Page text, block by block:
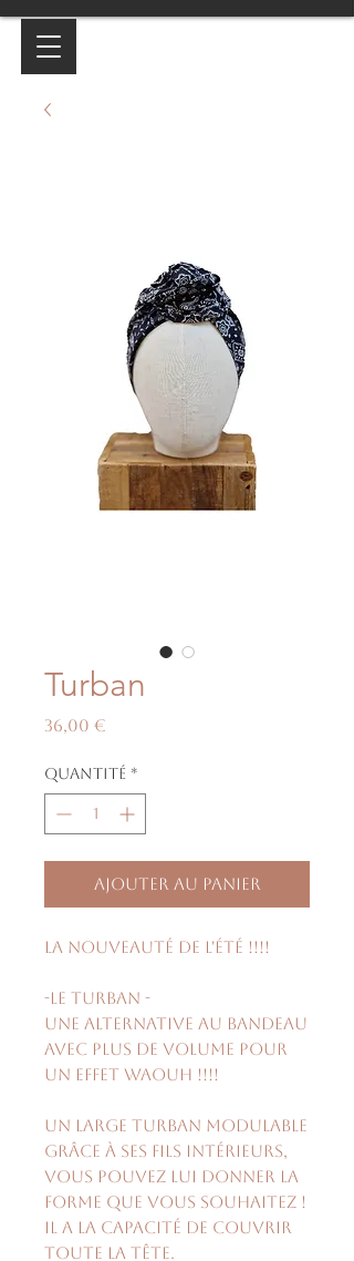
Turban
36,00 €
Quantité *
Ajouter au panier
La nouveauté de l'été !!!!
-Le turban -
Une alternative au bandeau
avec plus de volume pour
un effet waouh !!!!
Un large turban modulable
grâce à ses fils intérieurs,
vous pouvez lui donner la
forme que vous souhaitez !
Il a la capacité de couvrir
toute la tête.